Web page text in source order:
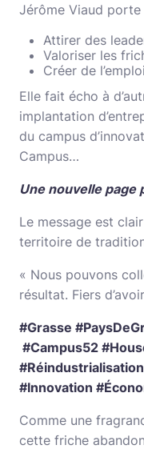
Jérôme Viaud porte
Attirer des
Valoriser les
Créer de
Elle fait écho à
implantation
du campus
Campus…
Une nouvelle page
Le message est
territoire de
« Nous pouvons
résultat. Fiers
#Grasse
#Campus52
#Innovation
Comme une
cette friche